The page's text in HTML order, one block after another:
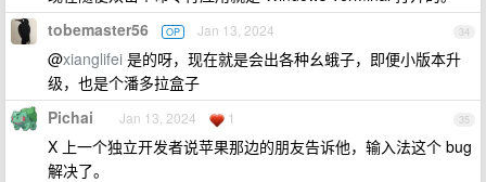
34
tobemaster56 OP Jan 13, 2024
@xianglifei 是的呀，现在就是会出各种幺蛾子，即便小版本升
级，也是个潘多拉盒子
35
Pichai Jan 13, 2024 1
X 上一个独立开发者说苹果那边的朋友告诉他，输入法这个 bug
解决了。